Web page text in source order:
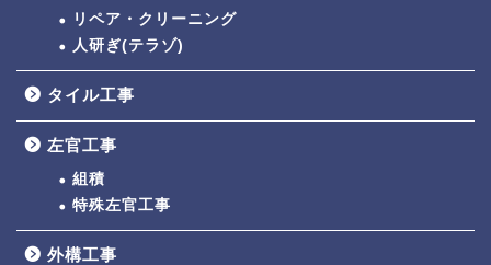
リペア・クリーニング
人研ぎ(テラゾ)
タイル工事
左官工事
組積
特殊左官工事
外構工事